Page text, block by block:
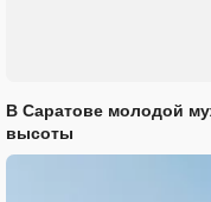
В Саратове молодой
высоты